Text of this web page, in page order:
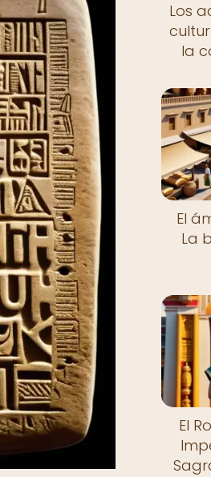
Los
la
El
La
El